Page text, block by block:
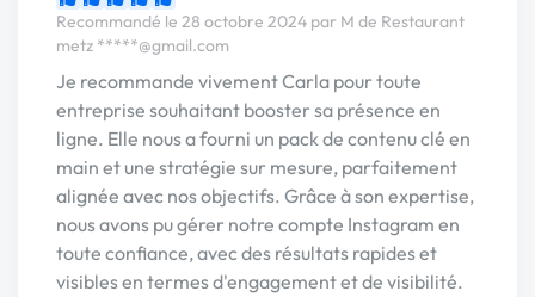
Recommandé le 28 octobre 2024 par M de Restaurant
metz *****@gmail.com
Je recommande vivement Carla pour toute
entreprise souhaitant booster sa présence en
ligne. Elle nous a fourni un pack de contenu clé en
main et une stratégie sur mesure, parfaitement
alignée avec nos objectifs. Grâce à son expertise,
nous avons pu gérer notre compte Instagram en
toute confiance, avec des résultats rapides et
visibles en termes d'engagement et de visibilité.